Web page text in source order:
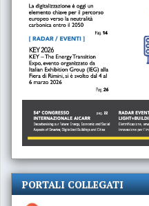
PORTALI COLLEGATI